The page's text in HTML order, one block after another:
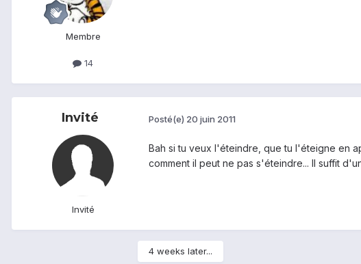
Membre
14
Invité
Invité
Posté(e) 20 juin 2011
Bah si tu veux l'éteindre, que tu l'éteigne en
comment il peut ne pas s'éteindre... Il suffit
4 weeks later...